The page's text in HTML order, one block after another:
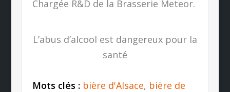
Chargée R&D de la Brasserie Meteor.
L’abus d’alcool est dangereux pour la
santé
Mots clés : bière d'Alsace, bière de